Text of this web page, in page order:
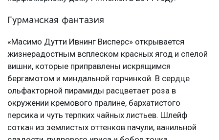
Гурманская фантазия
«Масимо Дутти Ивнинг Висперс» открывается
жизнерадостным всплеском красных ягод и спелой
вишни, которые приправлены искрящимся
бергамотом и миндальной горчинкой. В сердце
ольфакторной пирамиды расцветает роза в
окружении кремового пралине, бархатистого
персика и чуть терпких чайных листьев. Шлейф
соткан из землистых оттенков пачули, ванильной